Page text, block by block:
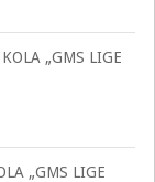
„GMS LIGE
„GMS LIGE